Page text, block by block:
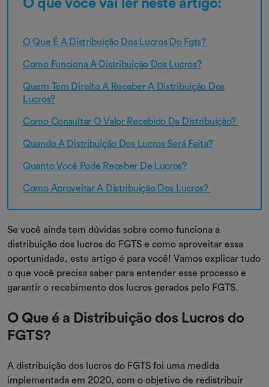
O Que É A Distribuição Dos Lucros Do Fgts?
Como Funciona A Distribuição Dos Lucros?
Quem Tem Direito A Receber A Distribuição Dos
Lucros?
Como Consultar O Valor Recebido Da Distribuição?
Quando A Distribuição Dos Lucros Será Feita?
Quanto Você Pode Receber De Lucros?
Como Aproveitar A Distribuição Dos Lucros?
Se você ainda tem dúvidas sobre como funciona a
distribuição dos lucros do FGTS e como aproveitar essa
oportunidade, este artigo é para você! Vamos explicar tudo
o que você precisa saber para entender esse processo e
garantir o recebimento dos lucros gerados pelo FGTS.
O Que é a Distribuição dos Lucros do
FGTS?
A distribuição dos lucros do FGTS foi uma medida
implementada em 2020, com o objetivo de redistribuir